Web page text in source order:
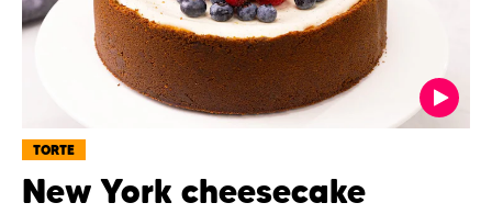
TORTE
New York cheesecake